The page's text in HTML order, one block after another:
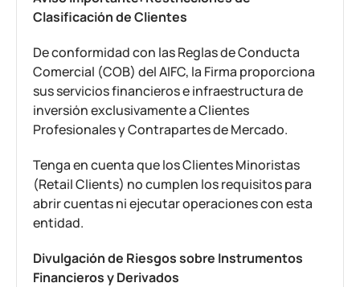
Clasificación de Clientes
De conformidad con las Reglas de Conducta
Comercial (COB) del AIFC, la Firma proporciona
sus servicios financieros e infraestructura de
inversión exclusivamente a Clientes
Profesionales y Contrapartes de Mercado.
Tenga en cuenta que los Clientes Minoristas
(Retail Clients) no cumplen los requisitos para
abrir cuentas ni ejecutar operaciones con esta
entidad.
Divulgación de Riesgos sobre Instrumentos
Financieros y Derivados